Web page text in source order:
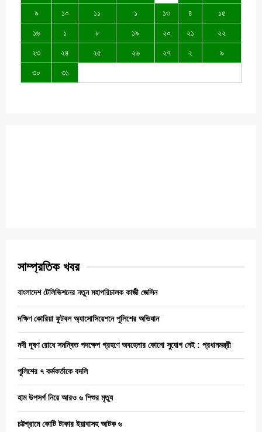
৯ ১০ ১১ ১ ১৩ ৪ ১৫
১৬ ১ ৮ ১৯ ২০ ২১ ২২
২৩ ২৪ ২৫ ২৬ ২৭ ২ ৯
৩০ ৩১
সাম্প্রতিক খবর
বাংলাদেশ টেলিভিশনের নতুন মহাপরিচালক কাজী জেসিন
দক্ষিণ কোরিয়া ফুটবল অ্যাসোসিয়েশনে পুলিশের অভিযান
নদী দূষণ রোধে সমন্বিত পদক্ষেপ গ্রহণে অবহেলার কোনো সুযোগ নেই : প্রধানমন্ত্রী
পুলিশের ৭ কর্মকর্তাকে বদলি
হাম উপসর্গ নিয়ে আরও ৬ শিশুর মৃত্যু
চট্টগ্রামে কোটি টাকার ইয়াবাসহ আটক ৬